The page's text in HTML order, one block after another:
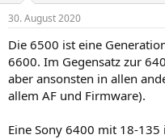
30. August 2020
Die 6500 ist eine
6600. Im Gegensatz zur
aber ansonsten in allen
allem AF und Firmware).
Eine Sony 6400 mit 18-